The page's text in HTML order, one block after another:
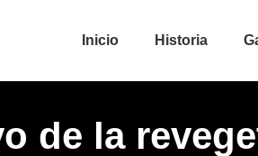
Inicio Historia
de la